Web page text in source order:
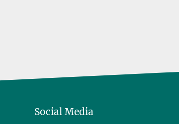
Social Media